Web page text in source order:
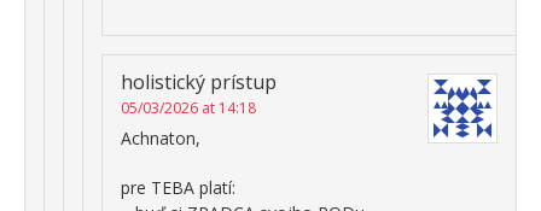
holistický prístup
05/03/2026 at 14:18
Achnaton,
pre TEBA platí: